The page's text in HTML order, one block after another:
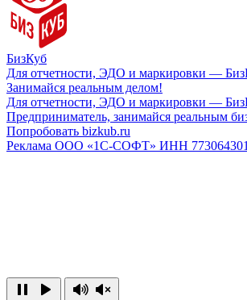
БизКуб
Для отчетности, ЭДО и маркировки —
Занимайся реальным делом!
Для отчетности, ЭДО и маркировки —
Предприниматель, занимайся реальным
Попробовать bizkub.ru
Реклама ООО «1С-СОФТ» ИНН